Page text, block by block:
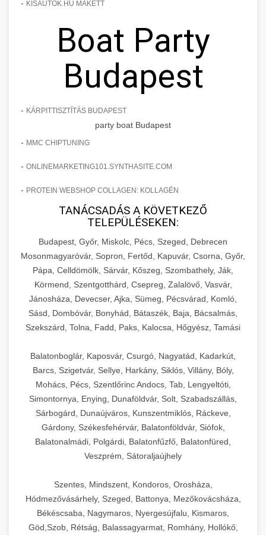
- KISAUTOK.HU MAKETT
Boat Party
Budapest
- KÁRPITTISZTÍTÁS BUDAPEST
party boat Budapest
- MMC CHIPTUNING
- ONLINEMARKETING101.SYNTHASITE.COM
- PROTEIN WEBSHOP COLLAGEN: KOLLAGÉN
TANÁCSADÁS A KÖVETKEZŐ
TELEPÜLÉSEKEN:
Budapest, Győr, Miskolc, Pécs, Szeged, Debrecen
Mosonmagyaróvár, Sopron, Fertőd, Kapuvár, Csorna, Győr,
Pápa, Celldömölk, Sárvár, Kőszeg, Szombathely, Ják,
Körmend, Szentgotthárd, Csepreg, Zalalövő, Vasvár,
Jánosháza, Devecser, Ajka, Sümeg, Pécsvárad, Komló,
Sásd, Dombóvár, Bonyhád, Bátaszék, Baja, Bácsalmás,
Szekszárd, Tolna, Fadd, Paks, Kalocsa, Hőgyész, Tamási
Balatonboglár, Kaposvár, Csurgó, Nagyatád, Kadarkút,
Barcs, Szigetvár, Sellye, Harkány, Siklós, Villány, Bóly,
Mohács, Pécs, Szentlőrinc Andocs, Tab, Lengyeltóti,
Simontornya, Enying, Dunaföldvár, Solt, Szabadszállás,
Sárbogárd, Dunaújváros, Kunszentmiklós, Ráckeve,
Gárdony, Székesfehérvár, Balatonföldvár, Siófok,
Balatonalmádi, Polgárdi, Balatonfűzfő, Balatonfüred,
Veszprém, Sátoraljaújhely
Szentes, Mindszent, Kondoros, Orosháza,
Hódmezővásárhely, Szeged, Battonya, Mezőkovácsháza,
Békéscsaba, Nagymaros, Nyergesújfalu, Kismaros,
Göd,Szob, Rétság, Balassagyarmat, Romhány, Hollókő,